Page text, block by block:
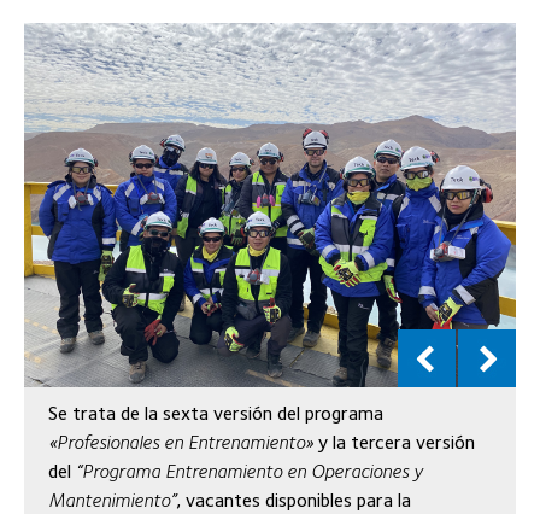
Se trata de la sexta versión del programa
«Profesionales en Entrenamiento» y la tercera versión
del “Programa Entrenamiento en Operaciones y
Mantenimiento”, vacantes disponibles para la